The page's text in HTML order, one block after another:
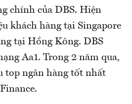
chính của DBS. Hiện
khách hàng tại Singapore
tại Hồng Kông. DBS
Aa1. Trong 2 năm qua,
top ngân hàng tốt nhất